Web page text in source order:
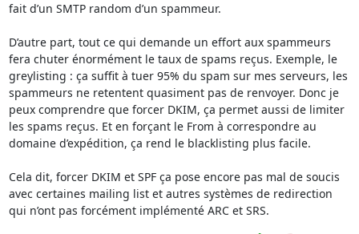
fait d’un SMTP random d’un spammeur.
D’autre part, tout ce qui demande un effort aux spammeurs
fera chuter énormément le taux de spams reçus. Exemple, le
greylisting : ça suffit à tuer 95% du spam sur mes serveurs, les
spammeurs ne retentent quasiment pas de renvoyer. Donc je
peux comprendre que forcer DKIM, ça permet aussi de limiter
les spams reçus. Et en forçant le From à correspondre au
domaine d’expédition, ça rend le blacklisting plus facile.
Cela dit, forcer DKIM et SPF ça pose encore pas mal de soucis
avec certaines mailing list et autres systèmes de redirection
qui n’ont pas forcément implémenté ARC et SRS.